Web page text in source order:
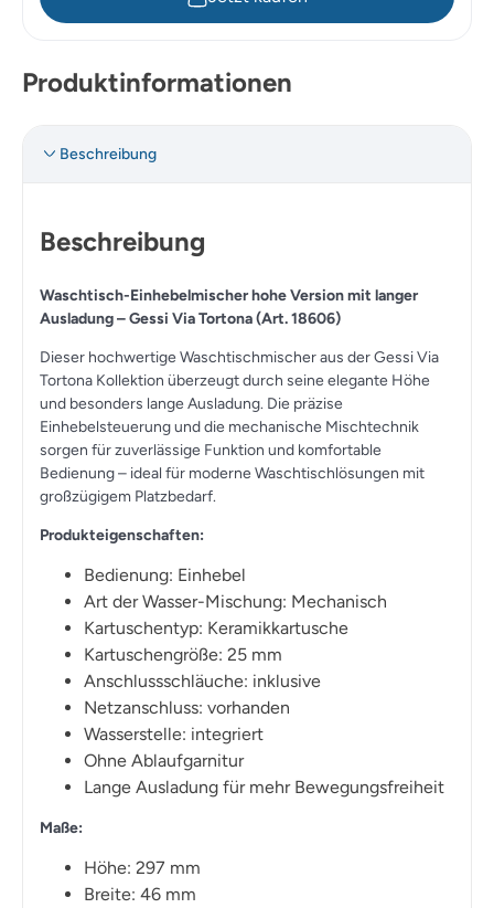
Produktinformationen
Beschreibung
Beschreibung
Waschtisch-Einhebelmischer hohe Version mit langer
Ausladung – Gessi Via Tortona (Art. 18606)
Dieser hochwertige Waschtischmischer aus der Gessi Via
Tortona Kollektion überzeugt durch seine elegante Höhe
und besonders lange Ausladung. Die präzise
Einhebelsteuerung und die mechanische Mischtechnik
sorgen für zuverlässige Funktion und komfortable
Bedienung – ideal für moderne Waschtischlösungen mit
großzügigem Platzbedarf.
Produkteigenschaften:
Bedienung: Einhebel
Art der Wasser-Mischung: Mechanisch
Kartuschentyp: Keramikkartusche
Kartuschengröße: 25 mm
Anschlussschläuche: inklusive
Netzanschluss: vorhanden
Wasserstelle: integriert
Ohne Ablaufgarnitur
Lange Ausladung für mehr Bewegungsfreiheit
Maße:
Höhe: 297 mm
Breite: 46 mm